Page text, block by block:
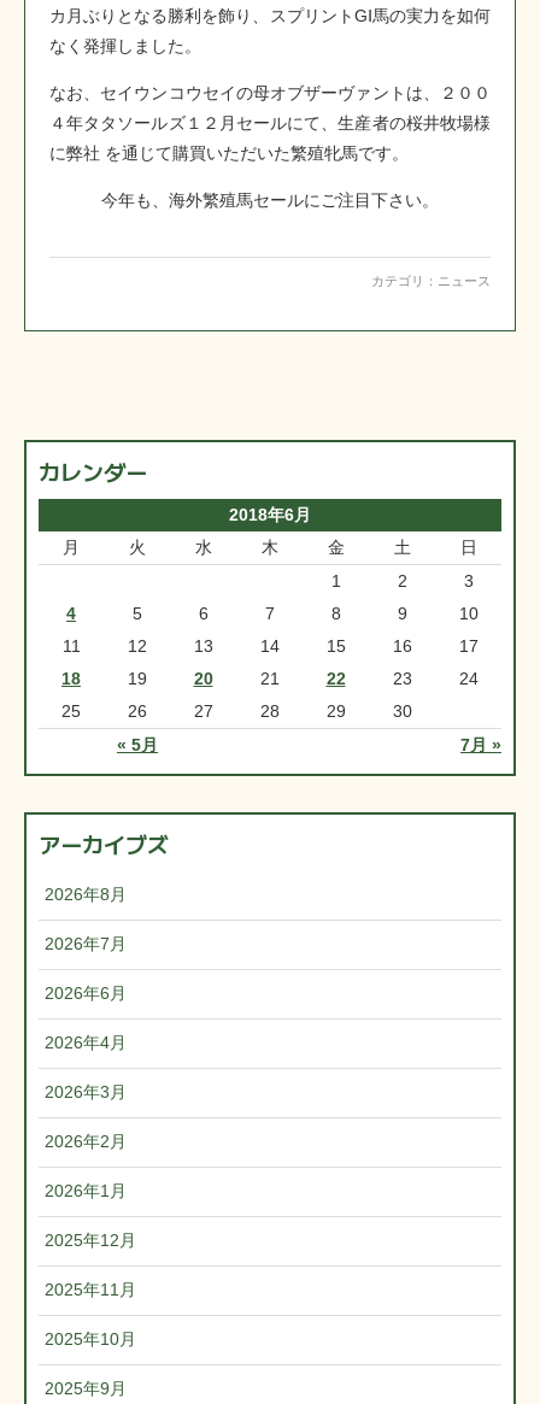
カ月ぶりとなる勝利を飾り、スプリントGⅠ馬の実力を如何
なく発揮しました。
なお、セイウンコウセイの母オブザーヴァントは、２００
４年タタソールズ１２月セールにて、生産者の桜井牧場様
に弊社 を通じて購買いただいた繁殖牝馬です。
今年も、海外繁殖馬セールにご注目下さい。
カテゴリ： ニュース
カレンダー
2018年6月
月
火 水 木 金 土 日
« 5月 7月 »
1 2
3
4
5 6 7 8 9
10
11
12 13 14 15 16
17
18
19 20 21 22 23
24
25
26 27 28 29 30
アーカイブズ
2026年8月
2026年7月
2026年6月
2026年4月
2026年3月
2026年2月
2026年1月
2025年12月
2025年11月
2025年10月
2025年9月